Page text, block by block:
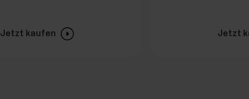
Jetzt kaufen Jetzt